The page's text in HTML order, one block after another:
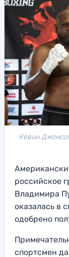
Кевин
российское
Владимира
оказалась в
одобрено
спортсмен